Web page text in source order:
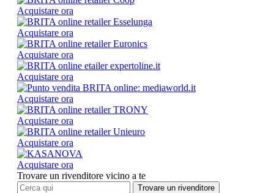
Acquistare ora
Acquistare ora
Acquistare ora
Acquistare ora
Acquistare ora
Acquistare ora
Acquistare ora
Acquistare ora
Trovare un rivenditore vicino a te
Trovare un rivenditore